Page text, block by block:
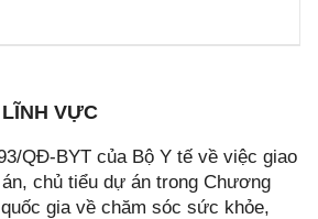
VỰC
QĐ-BYT của Bộ Y tế về việc giao
chủ tiểu dự án trong Chương
gia về chăm sóc sức khỏe,